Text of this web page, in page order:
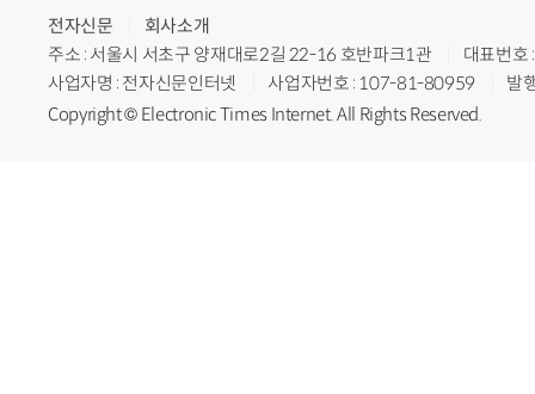
전자신문
회사소개
주소 : 서울시 서초구 양재대로2길 22-16 호반파크1관
대표번
사업자명 : 전자신문인터넷
사업자번호 : 107-81-80959
발
Copyright © Electronic Times Internet. All Rights Reserved.